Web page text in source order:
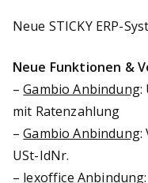
Neue STICKY ERP-
Neue Funktionen &
–Gambio Anbindung:
mit Ratenzahlung
–Gambio Anbindung:
USt-IdNr.
– lexoffice Anbindung